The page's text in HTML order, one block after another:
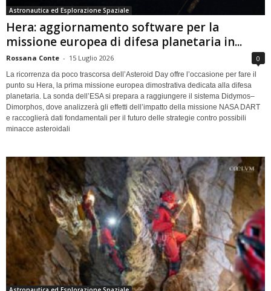
Astronautica ed Esplorazione Spaziale
Hera: aggiornamento software per la
missione europea di difesa planetaria in...
Rossana Conte - 15 Luglio 2026 0
La ricorrenza da poco trascorsa dell’Asteroid Day offre l’occasione per fare il
punto su Hera, la prima missione europea dimostrativa dedicata alla difesa
planetaria. La sonda dell’ESA si prepara a raggiungere il sistema Didymos–
Dimorphos, dove analizzerà gli effetti dell’impatto della missione NASA DART
e raccoglierà dati fondamentali per il futuro delle strategie contro possibili
minacce asteroidali